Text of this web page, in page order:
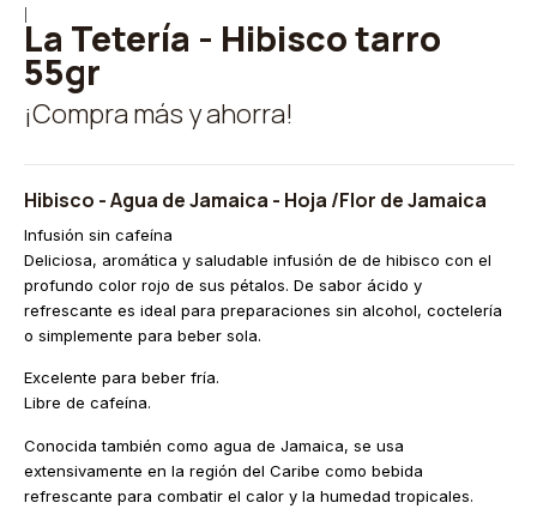
La Tetería - Hibisco tarro
55gr
¡Compra más y ahorra!
Hibisco - Agua de Jamaica - Hoja /Flor de Jamaica
Infusión sin cafeína
Deliciosa, aromática y saludable infusión de de hibisco con el
profundo color rojo de sus pétalos. De sabor ácido y
refrescante es ideal para preparaciones sin alcohol, coctelería
o simplemente para beber sola.
Excelente para beber fría.
Libre de cafeína.
Conocida también como agua de Jamaica, se usa
extensivamente en la región del Caribe como bebida
refrescante para combatir el calor y la humedad tropicales.